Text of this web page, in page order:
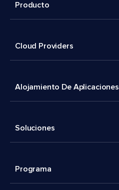
Producto
Cloud Providers
Alojamiento De Aplicaciones
Soluciones
Programa